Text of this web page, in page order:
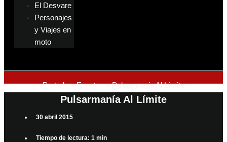
El Desvare
Personajes
y Viajes en
moto
Portada»Eventos»Pulsarmanía Al Límite
Pulsarmanía Al Límite
30 abril 2015
Tiempo de lectura: 1 min